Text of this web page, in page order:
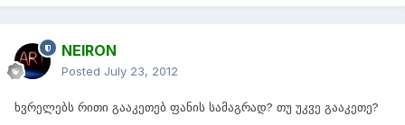
NEIRON
Posted July 23, 2012
ხვრელებს რითი გააკეთებ ფანის სამაგრად? თუ უკვე გააკეთე?